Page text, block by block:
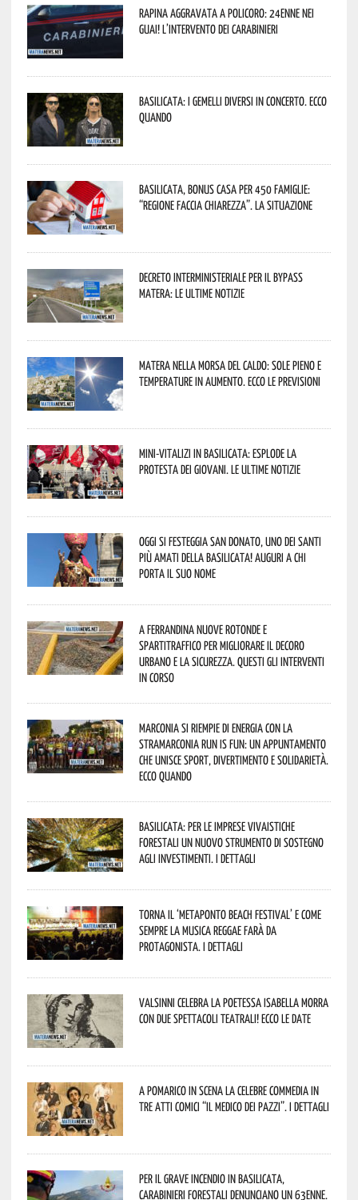
Rapina aggravata a Policoro: 24enne nei
guai! L’intervento dei Carabinieri
Basilicata: i Gemelli DiVersi in concerto. Ecco
quando
Basilicata, Bonus casa per 450 famiglie:
“Regione faccia chiarezza”. La situazione
Decreto interministeriale per il Bypass
Matera: le ultime notizie
Matera nella morsa del caldo: sole pieno e
temperature in aumento. Ecco le previsioni
Mini-vitalizi in Basilicata: esplode la
protesta dei giovani. Le ultime notizie
Oggi si festeggia San Donato, uno dei Santi
più amati della Basilicata! Auguri a chi
porta il suo nome
A Ferrandina nuove rotonde e
spartitraffico per migliorare il decoro
urbano e la sicurezza. Questi gli interventi
in corso
Marconia si riempie di energia con la
StraMarconia Run is Fun: un appuntamento
che unisce sport, divertimento e solidarietà.
Ecco quando
Basilicata: per le imprese vivaistiche
forestali un nuovo strumento di sostegno
agli investimenti. I dettagli
Torna il ‘Metaponto beach festival’ e come
sempre la musica reggae farà da
protagonista. I dettagli
Valsinni celebra la poetessa Isabella Morra
con due spettacoli teatrali! Ecco le date
A Pomarico in scena la celebre commedia in
tre atti comici “Il medico dei pazzi”. I dettagli
Per il grave incendio in Basilicata,
Carabinieri forestali denunciano un 63enne.